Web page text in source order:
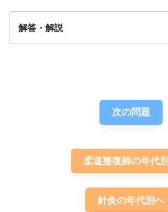
解答・解説
次の問題
柔道整復師の年代
針灸の年代別へ